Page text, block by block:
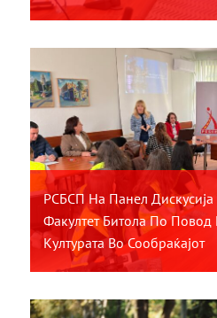
РСБСП На Панел
Факултет Битола По
Културата Во Сообраќајот